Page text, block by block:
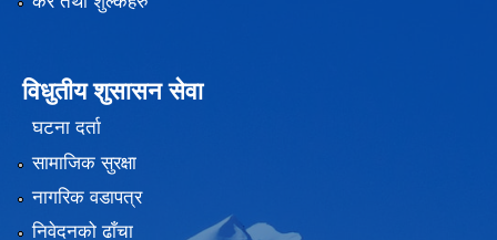
विधुतीय शुसासन सेवा
घटना दर्ता
सामाजिक सुरक्षा
नागरिक वडापत्र
निवेदनको ढाँचा